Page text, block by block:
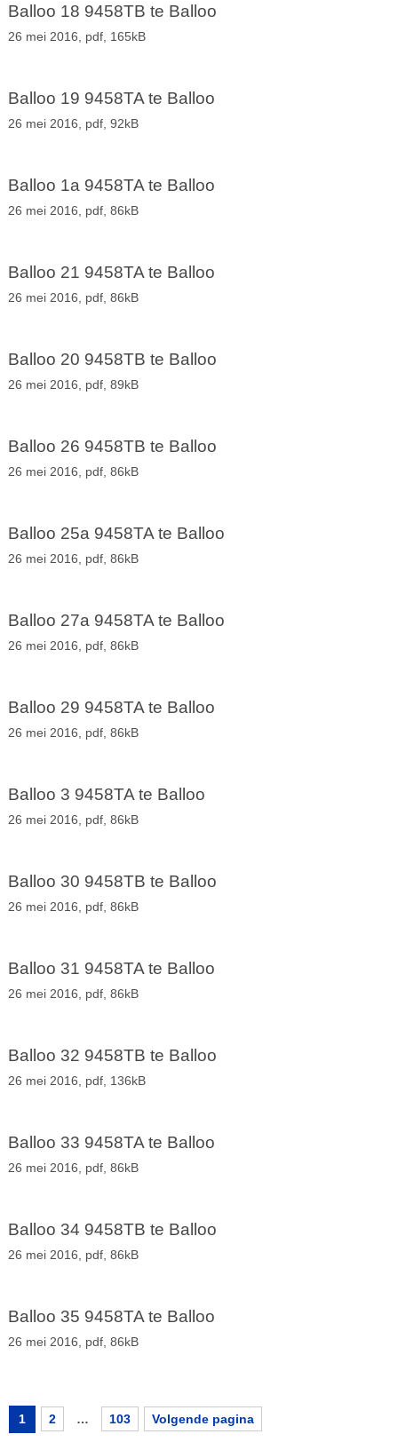
Balloo 18 9458TB te Balloo
26 mei 2016, pdf, 165kB
Balloo 19 9458TA te Balloo
26 mei 2016, pdf, 92kB
Balloo 1a 9458TA te Balloo
26 mei 2016, pdf, 86kB
Balloo 21 9458TA te Balloo
26 mei 2016, pdf, 86kB
Balloo 20 9458TB te Balloo
26 mei 2016, pdf, 89kB
Balloo 26 9458TB te Balloo
26 mei 2016, pdf, 86kB
Balloo 25a 9458TA te Balloo
26 mei 2016, pdf, 86kB
Balloo 27a 9458TA te Balloo
26 mei 2016, pdf, 86kB
Balloo 29 9458TA te Balloo
26 mei 2016, pdf, 86kB
Balloo 3 9458TA te Balloo
26 mei 2016, pdf, 86kB
Balloo 30 9458TB te Balloo
26 mei 2016, pdf, 86kB
Balloo 31 9458TA te Balloo
26 mei 2016, pdf, 86kB
Balloo 32 9458TB te Balloo
26 mei 2016, pdf, 136kB
Balloo 33 9458TA te Balloo
26 mei 2016, pdf, 86kB
Balloo 34 9458TB te Balloo
26 mei 2016, pdf, 86kB
Balloo 35 9458TA te Balloo
26 mei 2016, pdf, 86kB
1 2 … 103 Volgende pagina